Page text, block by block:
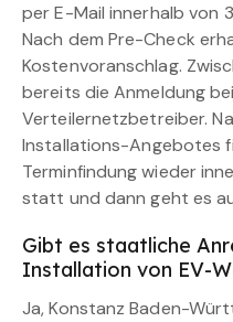
per E-Mail innerhalb von
Nach dem Pre-Check
Kostenvoranschlag.
bereits die Anmeldung
Verteilernetzbetreiber.
Installations-Angebotes
Terminfindung wieder
statt und dann geht es
Gibt es staatliche
Installation von EV-
Ja, Konstanz Baden-